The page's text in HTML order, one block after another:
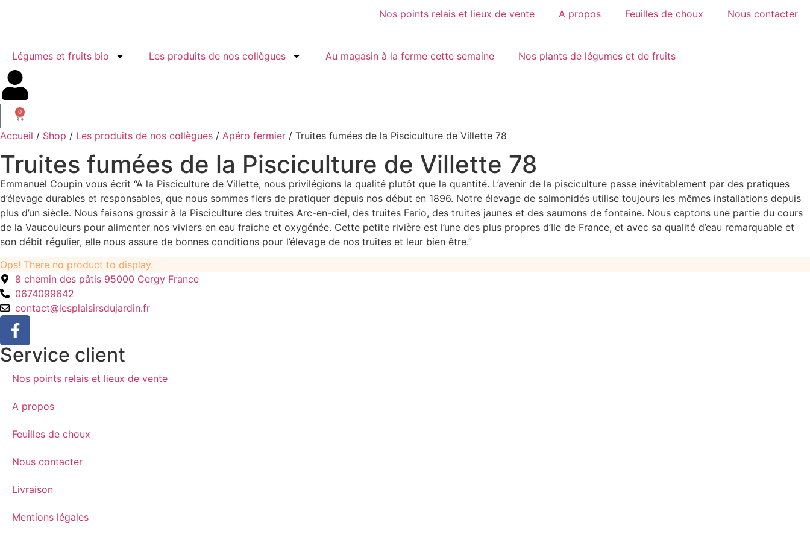
Nos points relais et lieux de vente A propos Feuilles de choux Nous contacter
Légumes et fruits bio Les produits de nos collègues Au magasin à la ferme cette semaine Nos plants de légumes et de fruits
0
Accueil / Shop / Les produits de nos collègues / Apéro fermier / Truites fumées de la Pisciculture de Villette 78
Truites fumées de la Pisciculture de Villette 78
Emmanuel Coupin vous écrit “A la Pisciculture de Villette, nous privilégions la qualité plutôt que la quantité. L’avenir de la pisciculture passe inévitablement par des pratiques
d’élevage durables et responsables, que nous sommes fiers de pratiquer depuis nos début en 1896. Notre élevage de salmonidés utilise toujours les mêmes installations depuis
plus d’un siècle. Nous faisons grossir à la Pisciculture des truites Arc-en-ciel, des truites Fario, des truites jaunes et des saumons de fontaine. Nous captons une partie du cours
de la Vaucouleurs pour alimenter nos viviers en eau fraîche et oxygénée. Cette petite rivière est l’une des plus propres d’Ile de France, et avec sa qualité d’eau remarquable et
son débit régulier, elle nous assure de bonnes conditions pour l’élevage de nos truites et leur bien être.”
Ops! There no product to display.
8 chemin des pâtis 95000 Cergy France
0674099642
contact@lesplaisirsdujardin.fr
Service client
Nos points relais et lieux de vente
A propos
Feuilles de choux
Nous contacter
Livraison
Mentions légales